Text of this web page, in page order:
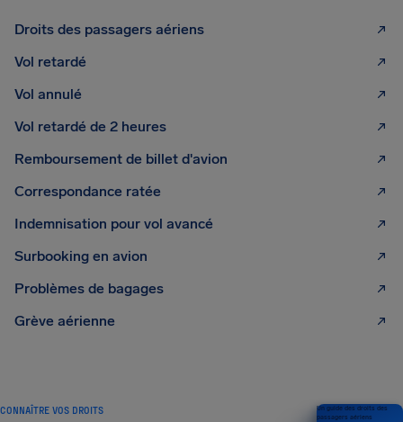
Droits des passagers aériens
Vol retardé
Vol annulé
Vol retardé de 2 heures
Remboursement de billet d'avion
Correspondance ratée
Indemnisation pour vol avancé
Surbooking en avion
Problèmes de bagages
Grève aérienne
CONNAÎTRE VOS DROITS
Un guide des droits des
passagers aériens